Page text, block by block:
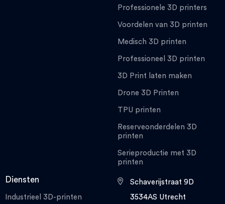
Professionele 3D printers
Voordelen van 3D printen
Medisch 3D printen
Professioneel 3D printen
3D Print laten maken
Drone 3D Printen
TPU printen
Reserveonderdelen 3D
printen
Serieproductie met 3D
printen
Diensten
Industrieel 3D-printen
Schaverijstraat 9D
3534AS Utrecht